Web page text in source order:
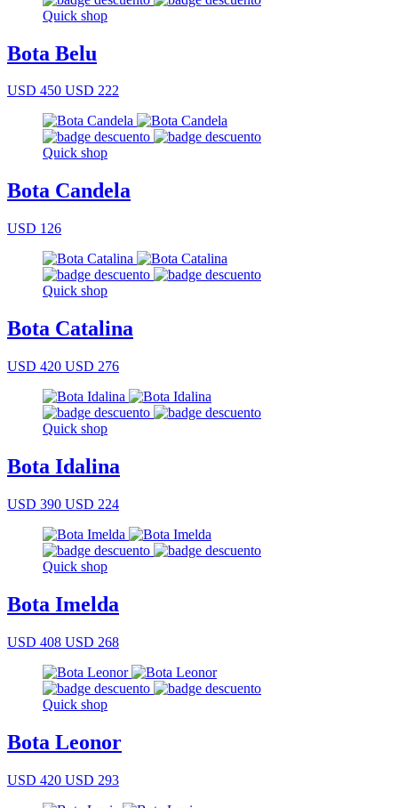
Quick shop
Bota Belu
USD 450 USD 222
Quick shop
Bota Candela
USD 126
Quick shop
Bota Catalina
USD 420 USD 276
Quick shop
Bota Idalina
USD 390 USD 224
Quick shop
Bota Imelda
USD 408 USD 268
Quick shop
Bota Leonor
USD 420 USD 293